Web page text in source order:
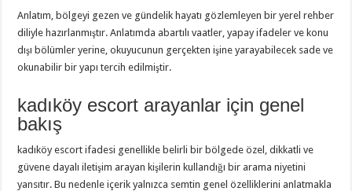
Anlatım, bölgeyi gezen ve gündelik hayatı gözlemleyen bir yerel rehber
diliyle hazırlanmıştır. Anlatımda abartılı vaatler, yapay ifadeler ve konu
dışı bölümler yerine, okuyucunun gerçekten işine yarayabilecek sade ve
okunabilir bir yapı tercih edilmiştir.
kadıköy escort arayanlar için genel
bakış
kadıköy escort ifadesi genellikle belirli bir bölgede özel, dikkatli ve
güvene dayalı iletişim arayan kişilerin kullandığı bir arama niyetini
yansıtır. Bu nedenle içerik yalnızca semtin genel özelliklerini anlatmakla